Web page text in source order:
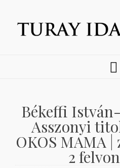
Békeffi
Asszonyi
OKOS MAMA
2